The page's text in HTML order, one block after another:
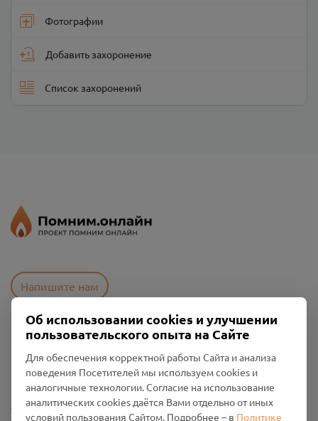
Фотографии
Добавить захоронение
Список захоронений
Напишите нам
Пользовательское соглашение
Политика конфиденциальности
Промо-материалы
Настройки cookies
Об использовании cookies и улучшении
пользовательского опыта на Сайте
Для обеспечения корректной работы Сайта и анализа
поведения Посетителей мы используем cookies и
аналогичные технологии. Согласие на использование
аналитических cookies даётся Вами отдельно от иных
условий пользования Сайтом. Подробнее – в Политике